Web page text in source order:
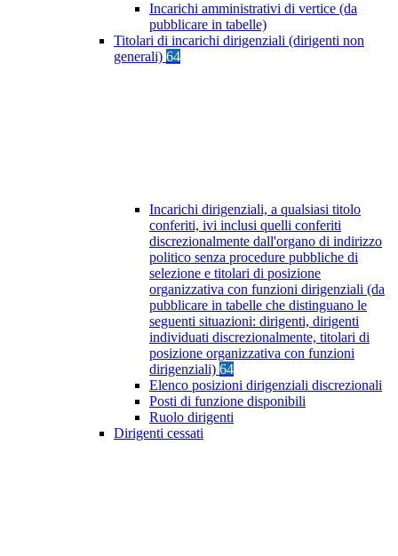
Incarichi amministrativi di vertice (da
pubblicare in tabelle)
Titolari di incarichi dirigenziali (dirigenti non
generali) 64
Incarichi dirigenziali, a qualsiasi titolo
conferiti, ivi inclusi quelli conferiti
discrezionalmente dall'organo di indirizzo
politico senza procedure pubbliche di
selezione e titolari di posizione
organizzativa con funzioni dirigenziali (da
pubblicare in tabelle che distinguano le
seguenti situazioni: dirigenti, dirigenti
individuati discrezionalmente, titolari di
posizione organizzativa con funzioni
dirigenziali) 64
Elenco posizioni dirigenziali discrezionali
Posti di funzione disponibili
Ruolo dirigenti
Dirigenti cessati